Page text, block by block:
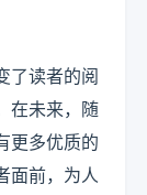
了读者的阅
在未来，随
更多优质的
面前，为人